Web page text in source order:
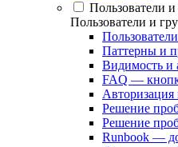
Пользователи
Пользователи и
Паттерны и
Видимость и
FAQ —
Авторизация
Решение
Решение
Runbook —